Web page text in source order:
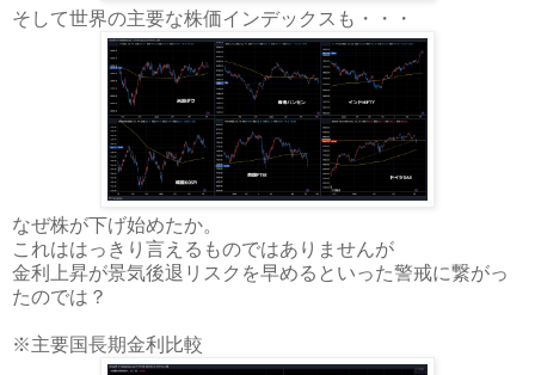
そして世界の主要な株価インデックスも・・・
なぜ株が下げ始めたか。
これははっきり言えるものではありませんが
金利上昇が景気後退リスクを早めるといった警戒に繋がっ
たのでは？
※主要国長期金利比較